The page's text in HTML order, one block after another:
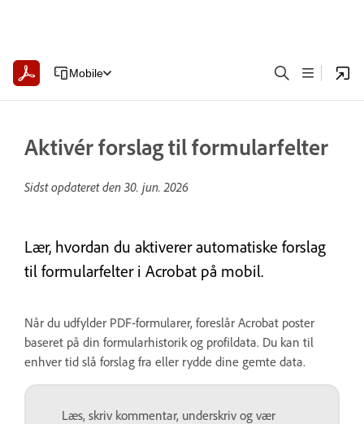
Mobile
Aktivér forslag til formularfelter
Sidst opdateret den 30. jun. 2026
Lær, hvordan du aktiverer automatiske forslag
til formularfelter i Acrobat på mobil.
Når du udfylder PDF-formularer, foreslår Acrobat poster
baseret på din formularhistorik og profildata. Du kan til
enhver tid slå forslag fra eller rydde dine gemte data.
Læs, skriv kommentar, underskriv og vær